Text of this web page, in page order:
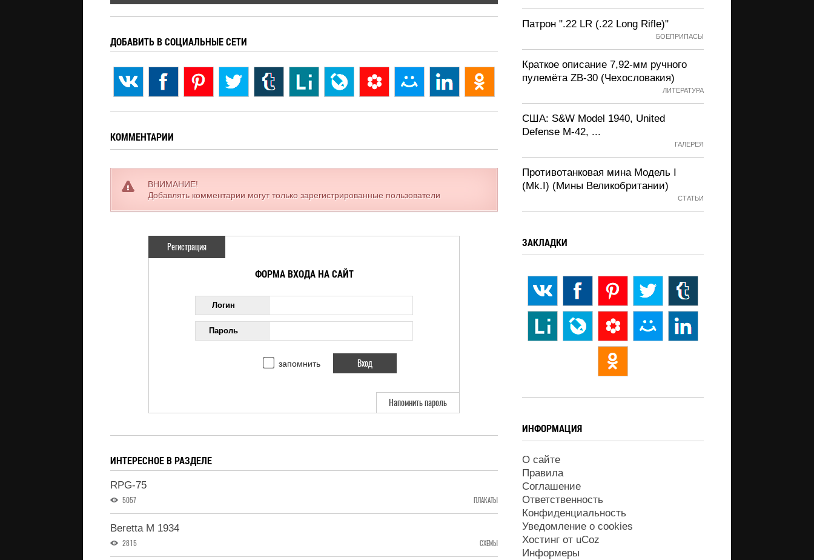
ДОБАВИТЬ В СОЦИАЛЬНЫЕ СЕТИ
КОММЕНТАРИИ
ВНИМАНИЕ!
Добавлять комментарии могут только зарегистрированные пользователи
Регистрация
ФОРМА ВХОДА НА САЙТ
Логин
Пароль
запомнить
Напомнить пароль
ИНТЕРЕСНОЕ В РАЗДЕЛЕ
RPG-75
5057 ПЛАКАТЫ
Beretta M 1934
2815 СХЕМЫ
Патрон ".22 LR (.22 Long Rifle)"
БОЕПРИПАСЫ
Краткое описание 7,92-мм ручного
пулемёта ZB-30 (Чехословакия)
ЛИТЕРАТУРА
США: S&W Model 1940, United
Defense M-42, ...
ГАЛЕРЕЯ
Противотанковая мина Модель I
(Mk.I) (Мины Великобритании)
СТАТЬИ
ЗАКЛАДКИ
ИНФОРМАЦИЯ
О сайте
Правила
Соглашение
Ответственность
Конфиденциальность
Уведомление о cookies
Хостинг от uCoz
Информеры